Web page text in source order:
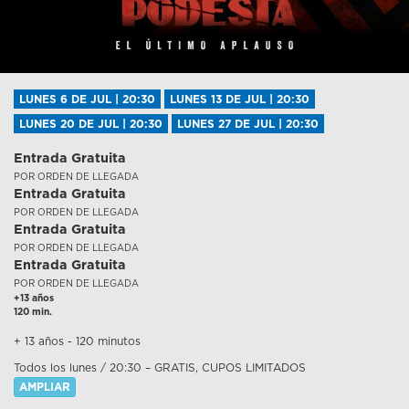
LUNES 6 DE JUL | 20:30 LUNES 13 DE JUL | 20:30
LUNES 20 DE JUL | 20:30 LUNES 27 DE JUL | 20:30
Entrada Gratuita
POR ORDEN DE LLEGADA
Entrada Gratuita
POR ORDEN DE LLEGADA
Entrada Gratuita
POR ORDEN DE LLEGADA
Entrada Gratuita
POR ORDEN DE LLEGADA
+13 años
120 min.
+ 13 años - 120 minutos
Todos los lunes / 20:30 – GRATIS, CUPOS LIMITADOS
AMPLIAR